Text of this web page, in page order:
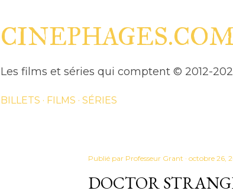
Les films et séries qui comptent © 2012-
BILLETS FILMS SÉRIES
Publié par Professeur Grant octobre 26,
DOCTOR